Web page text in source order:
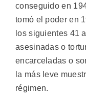
conseguido en
tomó el poder en
los siguientes 41
asesinadas o
encarceladas o
la más leve
régimen.